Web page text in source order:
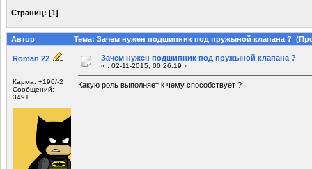
Страниц: [1]
Автор Тема: Зачем нужен подшипник под пружыной клапана ?
Roman 22
Карма: +190/-2
Сообщений:
3491
Зачем нужен подшипник под пружыной клапана ?
« : 02-11-2015, 00:26:19 »
Какую роль выполняет к чему способствует ?